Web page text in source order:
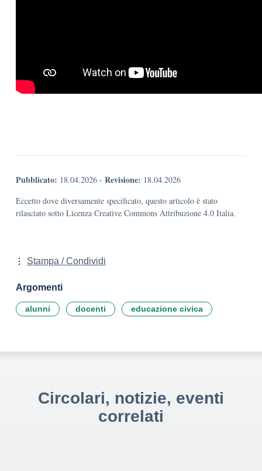
Pubblicato: 18.04.2026 - Revisione: 18.04.2026
Eccetto dove diversamente specificato, questo articolo è stato
rilasciato sotto Licenza Creative Commons Attribuzione 4.0 Italia.
Stampa / Condividi
Argomenti
alunni docenti educazione civica
Circolari, notizie, eventi
correlati